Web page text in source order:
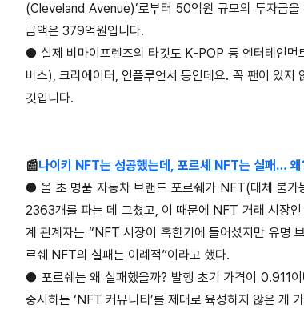
(Cleveland Avenue)’로부터 50억원 규모의 투자금을
금액은 379억원입니다.
● 실제 비마이프렌즈의 타깃도 K-POP 등 엔터테인
비스), 크리에이터, 인플루언서 등인데요. 꼭 팬이 있지
깃입니다.
📰나이키 NFT는 성공했는데, 포르셰 NFT는 실패… 왜
●올 초 명품 자동차 브랜드 포르쉐가 NFT(대체 불
2363개를 파는 데 그쳤고, 이 때문에 NFT 거래 시장
계 관계자는 “NFT 시장이 혹한기에 들어섰지만 유명
르쉐 NFT의 실패는 이례적”이라고 했다.
● 포르쉐는 왜 실패했을까? 발행 초기 가격이 0.911
중시하는 ‘NFT 커뮤니티’를 제대로 육성하지 않은 게